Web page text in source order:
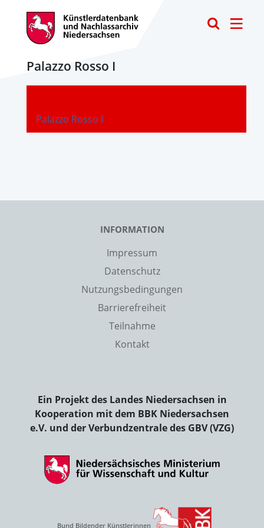
Palazzo Rosso I
Palazzo Rosso I
-
INFORMATION
Impressum
Datenschutz
Nutzungsbedingungen
Barrierefreiheit
Teilnahme
Kontakt
Ein Projekt des Landes Niedersachsen in
Kooperation mit dem BBK Niedersachsen
e.V. und der Verbundzentrale des GBV (VZG)
Bund Bildender Künstlerinnen